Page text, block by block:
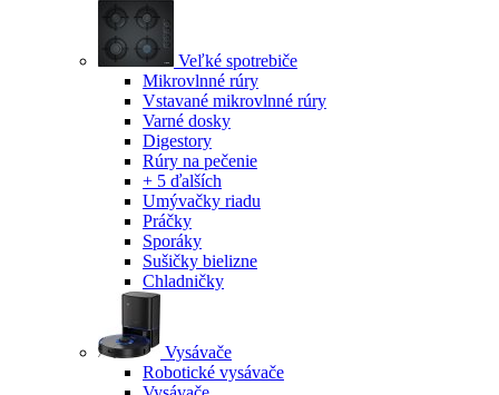
Veľké spotrebiče
Mikrovlnné rúry
Vstavané mikrovlnné rúry
Varné dosky
Digestory
Rúry na pečenie
+ 5 ďalších
Umývačky riadu
Práčky
Sporáky
Sušičky bielizne
Chladničky
Vysávače
Robotické vysávače